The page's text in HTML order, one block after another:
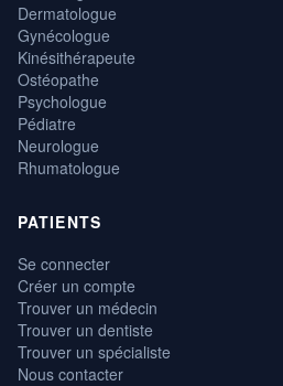
Dermatologue
Gynécologue
Kinésithérapeute
Ostéopathe
Psychologue
Pédiatre
Neurologue
Rhumatologue
PATIENTS
Se connecter
Créer un compte
Trouver un médecin
Trouver un dentiste
Trouver un spécialiste
Nous contacter